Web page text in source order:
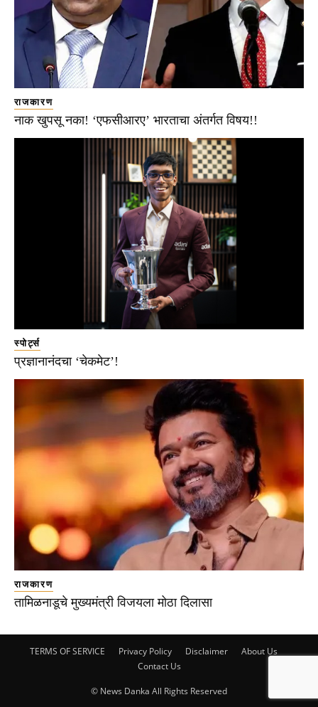
राजकारण
नाक खुपसू नका! ‘एफसीआरए’ भारताचा अंतर्गत विषय!!
स्पोर्ट्स
प्रज्ञानानंदचा ‘चेकमेट’!
राजकारण
तामिळनाडूचे मुख्यमंत्री विजयला मोठा दिलासा
TERMS OF SERVICE Privacy Policy Disclaimer
About Us
Contact Us
© News Danka All Rights Reserved